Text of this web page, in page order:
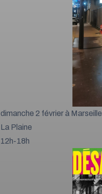
dimanche 2 février à Marseille
La Plaine
12h-18h